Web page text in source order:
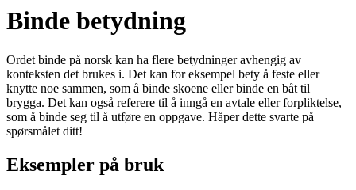
Binde betydning
Ordet binde på norsk kan ha flere betydninger avhengig av
konteksten det brukes i. Det kan for eksempel bety å feste eller
knytte noe sammen, som å binde skoene eller binde en båt til
brygga. Det kan også referere til å inngå en avtale eller forpliktelse,
som å binde seg til å utføre en oppgave. Håper dette svarte på
spørsmålet ditt!
Eksempler på bruk